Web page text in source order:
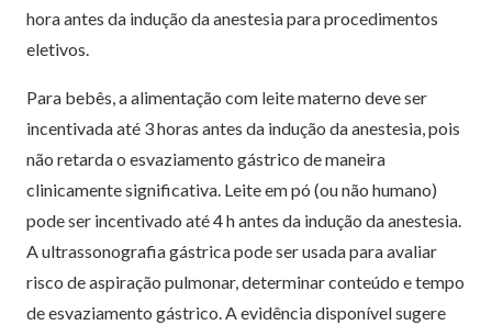
hora antes da indução da anestesia para procedimentos
eletivos.
Para bebês, a alimentação com leite materno deve ser
incentivada até 3 horas antes da indução da anestesia, pois
não retarda o esvaziamento gástrico de maneira
clinicamente significativa. Leite em pó (ou não humano)
pode ser incentivado até 4 h antes da indução da anestesia.
A ultrassonografia gástrica pode ser usada para avaliar
risco de aspiração pulmonar, determinar conteúdo e tempo
de esvaziamento gástrico. A evidência disponível sugere